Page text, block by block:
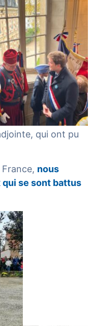
qui ont pu
nous
qui se sont battus